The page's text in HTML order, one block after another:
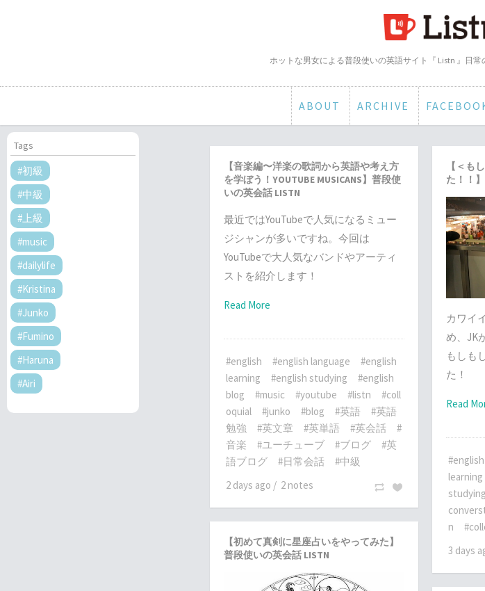
ホットな男女による普段使いの英語サイト『 Listn 』日
ABOUT ARCHIVE
Tags
#初級
#中級
#上級
#music
#dailylife
#Kristina
#Junko
#Fumino
#Haruna
#Airi
【音楽編〜洋楽の歌詞から英語や考え方
を学ぼう！YOUTUBE MUSICANS】普段使
いの英会話 LISTN
最近ではYouTubeで人気になるミュー
ジシャンが多いですね。今回は
YouTubeで大人気なバンドやアーティ
ストを紹介します！
Read More
#english #english language
#english
learning
#english studying
#english
blog
#music #youtube #listn
#coll
oquial
#junko #blog #英語
#英語
勉強
#英文章 #英単語 #英会話
#
音楽
#ユーチューブ #ブログ
#英
語ブログ
#日常会話
#中級
2 days ago / 2 notes
【＜も
た！！
カワイ
め、JK
もしも
た！
Read
#english
learning
studying
n
3 days
【初めて真剣に星座占いをやってみた】
普段使いの英会話 LISTN